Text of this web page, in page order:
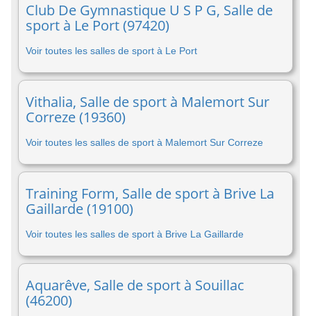
Club De Gymnastique U S P G, Salle de
sport à Le Port (97420)
Voir toutes les salles de sport à Le Port
Vithalia, Salle de sport à Malemort Sur
Correze (19360)
Voir toutes les salles de sport à Malemort Sur Correze
Training Form, Salle de sport à Brive La
Gaillarde (19100)
Voir toutes les salles de sport à Brive La Gaillarde
Aquarêve, Salle de sport à Souillac
(46200)